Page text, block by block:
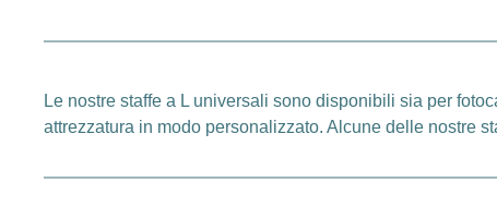
Le nostre staffe a L universali sono disponibili sia per
attrezzatura in modo personalizzato. Alcune delle nostre